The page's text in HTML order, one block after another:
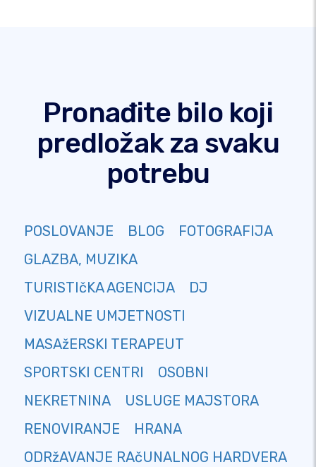
Pronađite bilo koji
predložak za svaku
potrebu
POSLOVANJE BLOG
FOTOGRAFIJA
GLAZBA, MUZIKA
TURISTIčKA AGENCIJA
DJ
VIZUALNE UMJETNOSTI
MASAžERSKI TERAPEUT
SPORTSKI CENTRI
OSOBNI
NEKRETNINA
USLUGE MAJSTORA
RENOVIRANJE
HRANA
ODRžAVANJE RAčUNALNOG HARDVERA